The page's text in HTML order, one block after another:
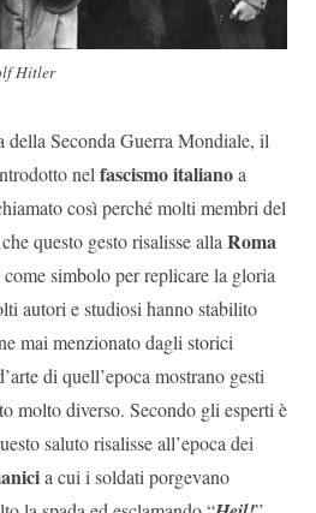
Hitler
della Seconda Guerra Mondiale, il
nel fascismo italianoa
così perché molti membri del
questo gesto risalisse alla Roma
simbolo per replicare la gloria
autori e studiosi hanno stabilito
mai menzionato dagli storici
di quell’epoca mostrano gesti
molto diverso. Secondo gli esperti è
saluto risalisse all’epoca dei
a cui i soldati porgevano